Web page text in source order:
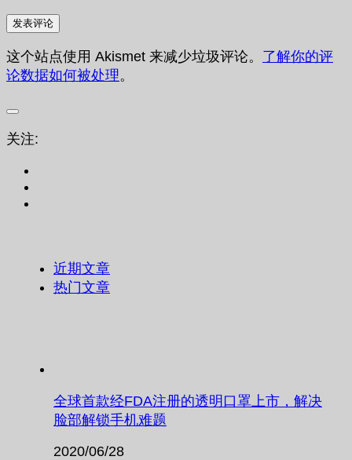
这个站点使用 Akismet 来减少垃圾评论。 了解你的评
论数据如何被处理。
关注:
近期文章
热门文章
全球首款经FDA注册的透明口罩上市，解决
脸部解锁手机难题
2020/06/28